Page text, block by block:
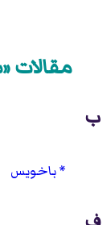
مقالات
ب
باخويس